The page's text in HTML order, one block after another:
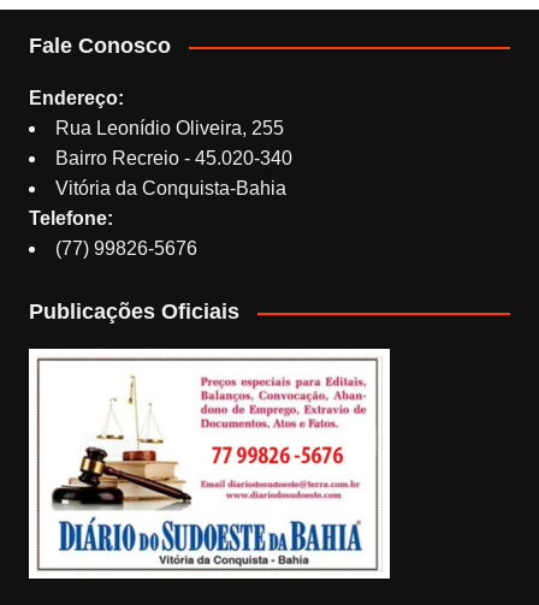
Fale Conosco
Endereço:
Rua Leonídio Oliveira, 255
Bairro Recreio - 45.020-340
Vitória da Conquista-Bahia
Telefone:
(77) 99826-5676
Publicações Oficiais